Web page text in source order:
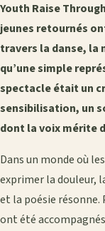
Youth Raise
jeunes retournés
travers la danse, la
qu’une simple
spectacle était un
sensibilisation, un
dont la voix mérite
Dans un monde où
exprimer la douleur,
et la poésie résonne.
ont été